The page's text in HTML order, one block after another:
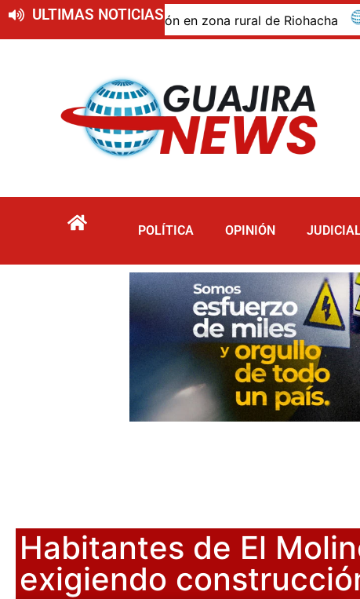
ULTIMAS NOTICIAS
de descomposición en zona rural de Riohacha
POLÍTICA OPINIÓN
Habitantes de El
exigiendo